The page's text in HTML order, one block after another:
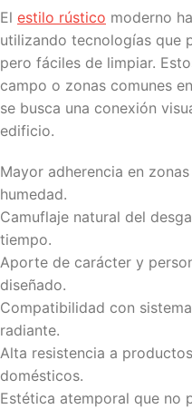
El estilo rústico moderno
utilizando tecnologías que
pero fáciles de limpiar.
campo o zonas comunes
se busca una conexión
edificio.
Mayor adherencia en
humedad.
Camuflaje natural del
tiempo.
Aporte de carácter y
diseñado.
Compatibilidad con
radiante.
Alta resistencia a
domésticos.
Estética atemporal que no